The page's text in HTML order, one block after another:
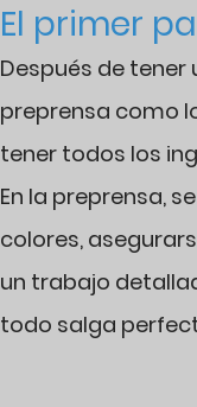
El primer
Después de tener
preprensa como
tener todos los
En la preprensa,
colores,
un trabajo
todo salga